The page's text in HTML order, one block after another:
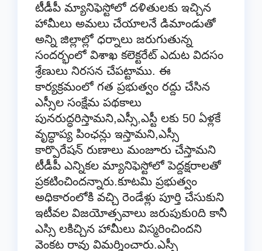
టీడీపీ మ్యానిఫెస్టోలో దళితులకు ఇచ్చిన
హామీలు అమలు చేయాలనే డిమాండుతో
అన్ని జిల్లాల్లో ధర్నాలు జరుగుతున్న
సందర్భంలో విశాఖ కలెక్టరేట్ ఎదుట విదసం
శ్రేణులు నిరసన చేపట్టాము. ఈ
కార్యక్రమంలో గత ప్రభుత్వం రద్దు చేసిన
ఎస్సీల సంక్షేమ పథకాలు
పునరుద్ధరిస్తామని,ఎస్సీ,ఎస్టీ లకు 50 ఏళ్లకే
వృద్ధాప్య పింఛన్లు ఇస్తామని,ఎస్సీ
కార్పొరేషన్ రుణాలు మంజూరు చేస్తామని
టీడీపీ ఎన్నికల మ్యానిఫెస్టోలో పెద్దక్షరాలతో
ప్రకటించిందన్నారు.కూటమి ప్రభుత్వం
అధికారంలోకి వచ్చి రెండేళ్లు పూర్తి చేసుకుని
ఇటీవల విజయోత్సవాలు జరుపుకుoది కానీ
ఎస్సి లకిచ్చిన హామీలు విస్మరించిందని
వెంకట రావు విమర్శించారు.ఎస్సీ